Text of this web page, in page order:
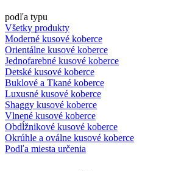
podľa typu
Všetky produkty
Moderné kusové koberce
Orientálne kusové koberce
Jednofarebné kusové koberce
Detské kusové koberce
Buklové a Tkané koberce
Luxusné kusové koberce
Shaggy kusové koberce
Vlnené kusové koberce
Obdĺžnikové kusové koberce
Okrúhle a oválne kusové koberce
Podľa miesta určenia